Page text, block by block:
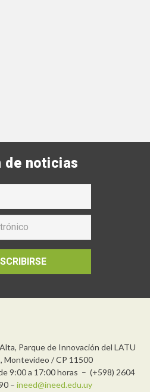
de noticias
Parque de Innovación del LATU
Montevideo / CP 11500
9:00 a 17:00 horas – (+598) 2604
– ineed@ineed.edu.uy